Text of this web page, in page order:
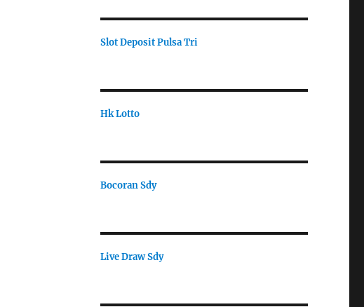
Slot Deposit Pulsa Tri
Hk Lotto
Bocoran Sdy
Live Draw Sdy